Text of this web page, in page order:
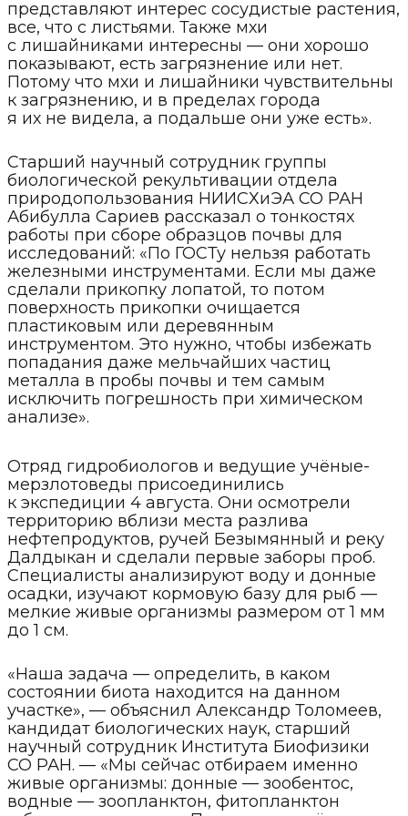
представляют интерес сосудистые растения,
все, что с листьями. Также мхи
с лишайниками интересны — они хорошо
показывают, есть загрязнение или нет.
Потому что мхи и лишайники чувствительны
к загрязнению, и в пределах города
я их не видела, а подальше они уже есть».
Старший научный сотрудник группы
биологической рекультивации отдела
природопользования НИИСХиЭА СО РАН
Абибулла Сариев рассказал о тонкостях
работы при сборе образцов почвы для
исследований: «По ГОСТу нельзя работать
железными инструментами. Если мы даже
сделали прикопку лопатой, то потом
поверхность прикопки очищается
пластиковым или деревянным
инструментом. Это нужно, чтобы избежать
попадания даже мельчайших частиц
металла в пробы почвы и тем самым
исключить погрешность при химическом
анализе».
Отряд гидробиологов и ведущие учёные-
мерзлотоведы присоединились
к экспедиции 4 августа. Они осмотрели
территорию вблизи места разлива
нефтепродуктов, ручей Безымянный и реку
Далдыкан и сделали первые заборы проб.
Специалисты анализируют воду и донные
осадки, изучают кормовую базу для рыб —
мелкие живые организмы размером от 1 мм
до 1 см.
«Наша задача — определить, в каком
состоянии биота находится на данном
участке», — объяснил Александр Толомеев,
кандидат биологических наук, старший
научный сотрудник Института Биофизики
СО РАН. — «Мы сейчас отбираем именно
живые организмы: донные — зообентос,
водные — зоопланктон, фитопланктон